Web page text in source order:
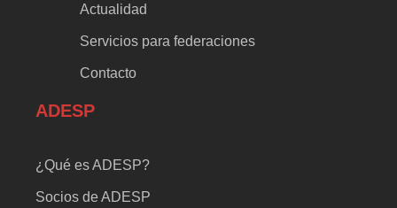
Actualidad
Servicios para federaciones
Contacto
ADESP
¿Qué es ADESP?
Socios de ADESP